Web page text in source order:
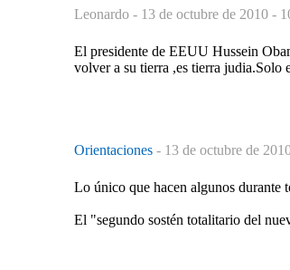
Leonardo - 13 de octubre de 2010 -
El presidente de EEUU Hussein
volver a su tierra ,es tierra
Orientaciones - 13 de octubre de
Lo único que hacen algunos durante
El "segundo sostén totalitario del